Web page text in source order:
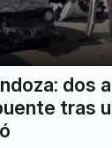
dos
tras